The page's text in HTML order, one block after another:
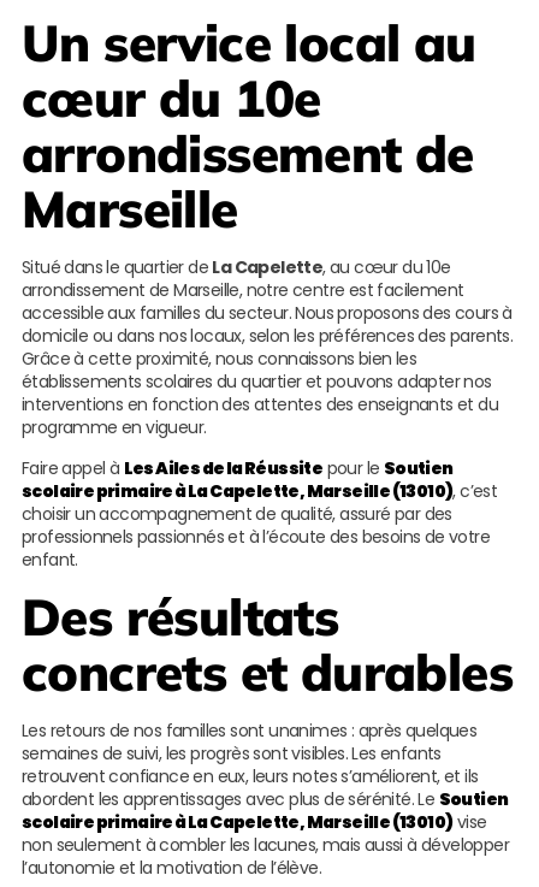
Un service local au
cœur du 10e
arrondissement de
Marseille
Situé dans le quartier de La Capelette, au cœur du 10e
arrondissement de Marseille, notre centre est facilement
accessible aux familles du secteur. Nous proposons des cours à
domicile ou dans nos locaux, selon les préférences des parents.
Grâce à cette proximité, nous connaissons bien les
établissements scolaires du quartier et pouvons adapter nos
interventions en fonction des attentes des enseignants et du
programme en vigueur.
Faire appel à Les Ailes de la Réussite pour le Soutien
scolaire primaire à La Capelette, Marseille (13010), c’est
choisir un accompagnement de qualité, assuré par des
professionnels passionnés et à l’écoute des besoins de votre
enfant.
Des résultats
concrets et durables
Les retours de nos familles sont unanimes : après quelques
semaines de suivi, les progrès sont visibles. Les enfants
retrouvent confiance en eux, leurs notes s’améliorent, et ils
abordent les apprentissages avec plus de sérénité. Le Soutien
scolaire primaire à La Capelette, Marseille (13010)vise
non seulement à combler les lacunes, mais aussi à développer
l’autonomie et la motivation de l’élève.